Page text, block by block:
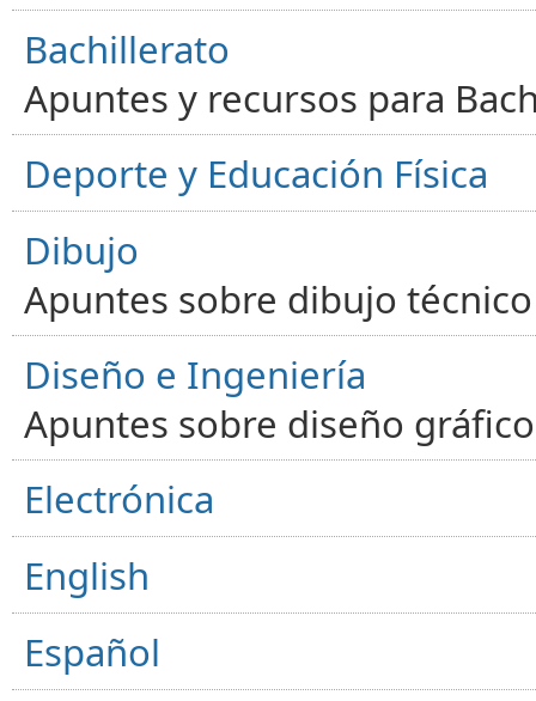
Bachillerato
Apuntes y recursos para
Deporte y Educación Física
Dibujo
Apuntes sobre dibujo
Diseño e Ingeniería
Apuntes sobre diseño
Electrónica
English
Español